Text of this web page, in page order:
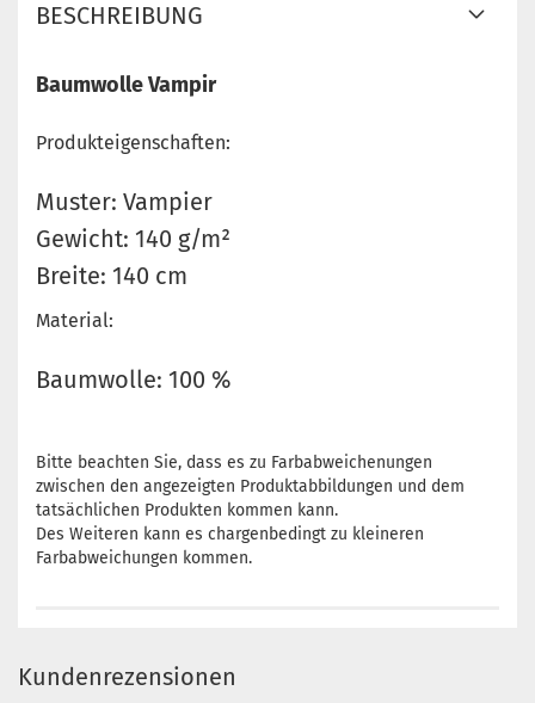
BESCHREIBUNG
Baumwolle Vampir
Produkteigenschaften:
Muster: Vampier
Gewicht: 140 g/m²
Breite: 140 cm
Material:
Baumwolle: 100 %
Bitte beachten Sie, dass es zu Farbabweichenungen
zwischen den angezeigten Produktabbildungen und dem
tatsächlichen Produkten kommen kann.
Des Weiteren kann es chargenbedingt zu kleineren
Farbabweichungen kommen.
Kundenrezensionen